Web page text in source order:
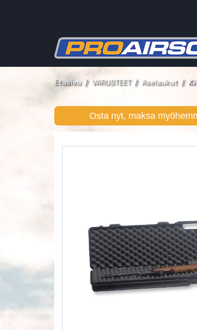
Etusivu VARUSTEET Aselaukut
Osta nyt, maksa